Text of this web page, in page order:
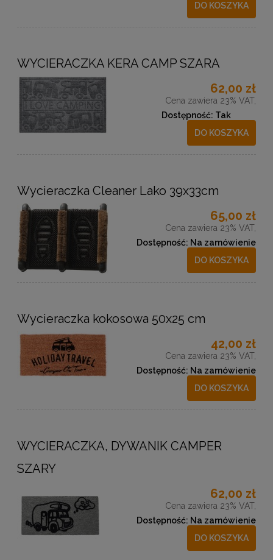
DO KOSZYKA
WYCIERACZKA KERA CAMP SZARA
62,00 zł
Cena zawiera 23% VAT,
Dostępność: Tak
DO KOSZYKA
Wycieraczka Cleaner Lako 39x33cm
65,00 zł
Cena zawiera 23% VAT,
Dostępność: Na zamówienie
DO KOSZYKA
Wycieraczka kokosowa 50x25 cm
42,00 zł
Cena zawiera 23% VAT,
Dostępność: Na zamówienie
DO KOSZYKA
WYCIERACZKA, DYWANIK CAMPER
SZARY
62,00 zł
Cena zawiera 23% VAT,
Dostępność: Na zamówienie
DO KOSZYKA